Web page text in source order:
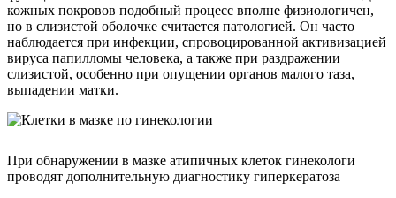
кожных покровов подобный процесс вполне физиологичен,
но в слизистой оболочке считается патологией. Он часто
наблюдается при инфекции, спровоцированной активизацией
вируса папилломы человека, а также при раздражении
слизистой, особенно при опущении органов малого таза,
выпадении матки.
При обнаружении в мазке атипичных клеток гинекологи
проводят дополнительную диагностику гиперкератоза